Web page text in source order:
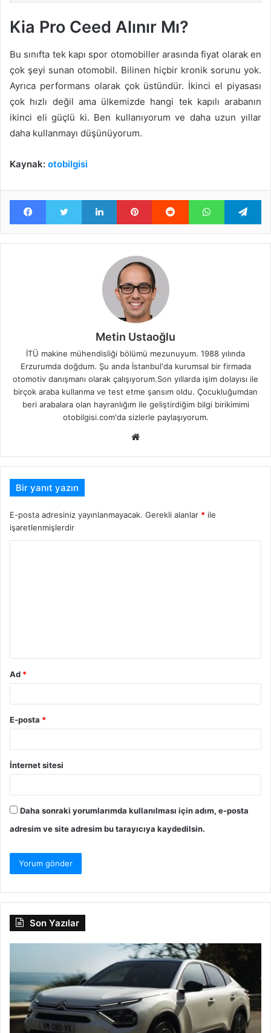
Kia Pro Ceed Alınır Mı?
Bu sınıfta tek kapı spor otomobiller arasında fiyat olarak en
çok şeyi sunan otomobil. Bilinen hiçbir kronik sorunu yok.
Ayrıca performans olarak çok üstündür. İkinci el piyasası
çok hızlı değil ama ülkemizde hangi tek kapılı arabanın
ikinci eli güçlü ki. Ben kullanıyorum ve daha uzun yıllar
daha kullanmayı düşünüyorum.
Kaynak: otobilgisi
FacebookTwitter LinkedIn Pinterest Reddit WhatsApp
Metin Ustaoğlu
İTÜ makine mühendisliği bölümü mezunuyum. 1988 yılında
Erzurumda doğdum. Şu anda İstanbul'da kurumsal bir firmada
otomotiv danışmanı olarak çalışıyorum.Son yıllarda işim dolayısı ile
birçok araba kullanma ve test etme şansım oldu. Çocukluğumdan
beri arabalara olan hayranlığım ile geliştirdiğim bilgi birikimimi
otobilgisi.com'da sizlerle paylaşıyorum.
Web
Bir yanıt yazın
E-posta adresiniz yayınlanmayacak. Gerekli alanlar * ile
işaretlenmişlerdir
Ad *
E-posta *
İnternet sitesi
Daha sonraki yorumlarımda kullanılması için adım, e-posta
adresim ve site adresim bu tarayıcıya kaydedilsin.
Son Yazılar